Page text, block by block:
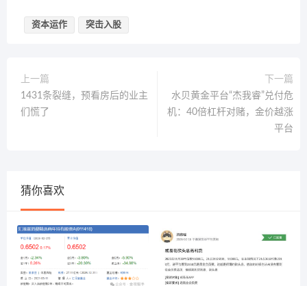
资本运作 突击入股
上一篇
1431条裂缝，预看房后的业主
们慌了
下一篇
水贝黄金平台“杰我睿”兑付危
机：40倍杠杆对赌，金价越涨
平台
猜你喜欢